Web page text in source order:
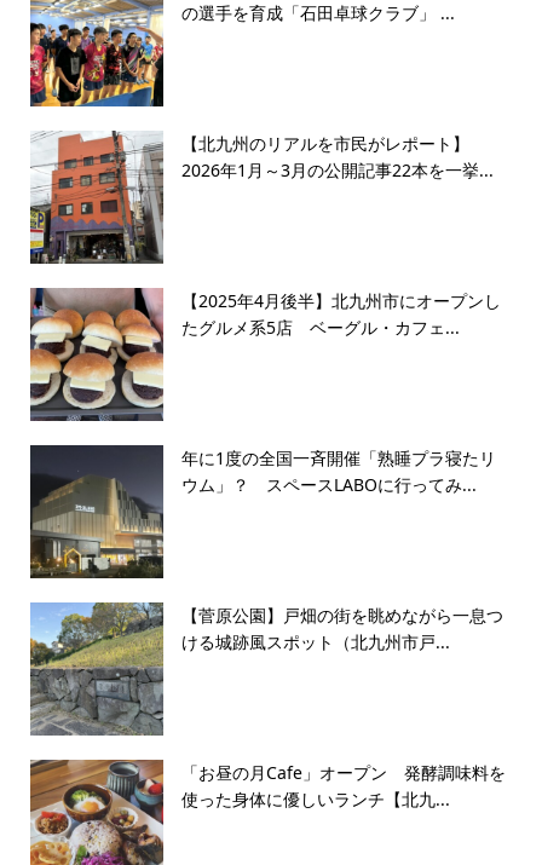
の選手を育成「石田卓球クラブ」 ...
【北九州のリアルを市民がレポート】
2026年1月～3月の公開記事22本を一挙...
【2025年4月後半】北九州市にオープンし
たグルメ系5店 ベーグル・カフェ...
年に1度の全国一斉開催「熟睡プラ寝たリ
ウム」？ スペースLABOに行ってみ...
【菅原公園】戸畑の街を眺めながら一息つ
ける城跡風スポット（北九州市戸...
「お昼の月Cafe」オープン 発酵調味料を
使った身体に優しいランチ【北九...